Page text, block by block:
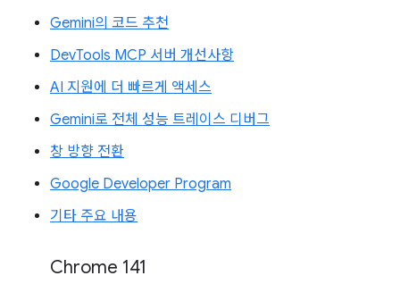
Gemini의 코드 추천
DevTools MCP 서버 개선사항
AI 지원에 더 빠르게 액세스
Gemini로 전체 성능 트레이스 디버그
창 방향 전환
Google Developer Program
기타 주요 내용
Chrome 141